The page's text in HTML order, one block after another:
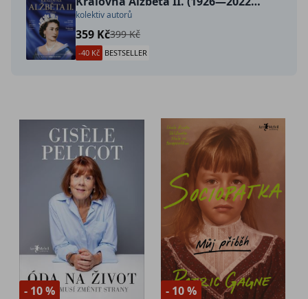
kolektiv autorů
359 Kč399 Kč
-40 Kč BESTSELLER
- 10 % - 10 %